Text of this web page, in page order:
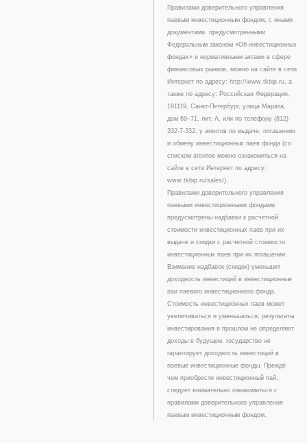
Правилами доверительного управления
паевым инвестиционным фондом, с иными
документами, предусмотренными
Федеральным законом «Об инвестиционных
фондах» и нормативными актами в сфере
финансовых рынков, можно на сайте в сети
Интернет по адресу: http://www.tkbip.ru, а
также по адресу: Российская Федерация,
191119, Санкт-Петербург, улица Марата,
дом 69–71, лит. А, или по телефону (812)
332-7-332, у агентов по выдаче, погашению
и обмену инвестиционных паев фонда (со
списком агентов можно ознакомиться на
сайте в сети Интернет по адресу:
www.tkbip.ru/sales/).
Правилами доверительного управления
паевыми инвестиционными фондами
предусмотрены надбавки к расчетной
стоимости инвестиционных паев при их
выдаче и скидки с расчетной стоимости
инвестиционных паев при их погашении.
Взимание надбавок (скидок) уменьшит
доходность инвестиций в инвестиционные
паи паевого инвестиционного фонда.
Стоимость инвестиционных паев может
увеличиваться и уменьшаться, результаты
инвестирования в прошлом не определяют
доходы в будущем, государство не
гарантирует доходность инвестиций в
паевые инвестиционные фонды. Прежде
чем приобрести инвестиционный пай,
следует внимательно ознакомиться с
правилами доверительного управления
паевым инвестиционным фондом.